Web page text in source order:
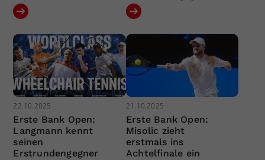
22.10.2025
Erste Bank Open:
Langmann kennt
seinen
Erstrundengegner
21.10.2025
Erste Bank Open:
Misolic zieht
erstmals ins
Achtelfinale ein